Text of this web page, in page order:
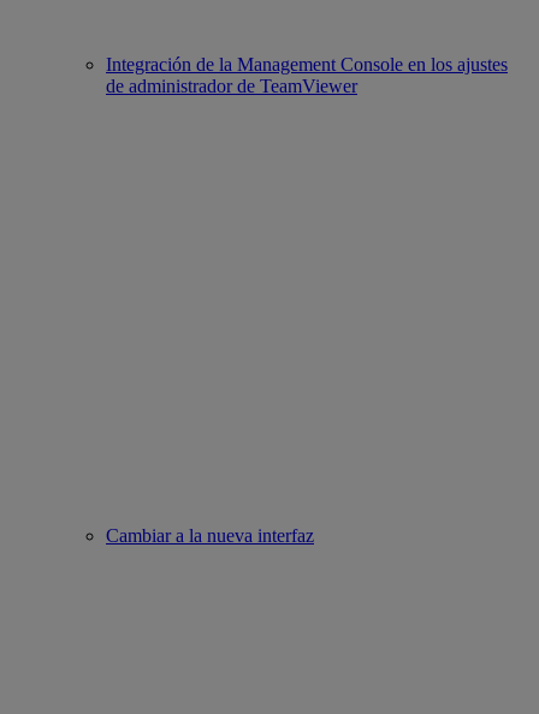
Integración de la Management Console en los ajustes
de administrador de TeamViewer
Cambiar a la nueva interfaz